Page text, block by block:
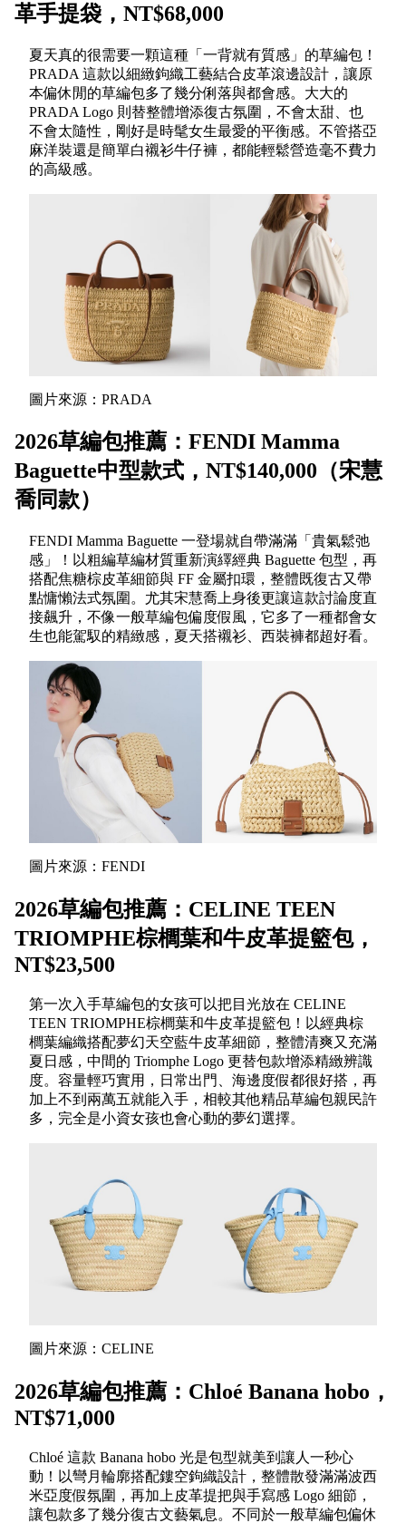
革手提袋，NT$68,000
夏天真的很需要一顆這種「一背就有質感」的草編包！
PRADA 這款以細緻鉤織工藝結合皮革滾邊設計，讓原
本偏休閒的草編包多了幾分俐落與都會感。大大的
PRADA Logo 則替整體增添復古氛圍，不會太甜、也
不會太隨性，剛好是時髦女生最愛的平衡感。不管搭亞
麻洋裝還是簡單白襯衫牛仔褲，都能輕鬆營造毫不費力
的高級感。
圖片來源：PRADA
2026草編包推薦：FENDI Mamma
Baguette中型款式，NT$140,000（宋慧
喬同款）
FENDI Mamma Baguette 一登場就自帶滿滿「貴氣鬆弛
感」！以粗編草編材質重新演繹經典 Baguette 包型，再
搭配焦糖棕皮革細節與 FF 金屬扣環，整體既復古又帶
點慵懶法式氛圍。尤其宋慧喬上身後更讓這款討論度直
接飆升，不像一般草編包偏度假風，它多了一種都會女
生也能駕馭的精緻感，夏天搭襯衫、西裝褲都超好看。
圖片來源：FENDI
2026草編包推薦：CELINE TEEN
TRIOMPHE棕櫚葉和牛皮革提籃包，
NT$23,500
第一次入手草編包的女孩可以把目光放在 CELINE
TEEN TRIOMPHE棕櫚葉和牛皮革提籃包！以經典棕
櫚葉編織搭配夢幻天空藍牛皮革細節，整體清爽又充滿
夏日感，中間的 Triomphe Logo 更替包款增添精緻辨識
度。容量輕巧實用，日常出門、海邊度假都很好搭，再
加上不到兩萬五就能入手，相較其他精品草編包親民許
多，完全是小資女孩也會心動的夢幻選擇。
圖片來源：CELINE
2026草編包推薦：Chloé Banana hobo，
NT$71,000
Chloé 這款 Banana hobo 光是包型就美到讓人一秒心
動！以彎月輪廓搭配鏤空鉤織設計，整體散發滿滿波西
米亞度假氛圍，再加上皮革提把與手寫感 Logo 細節，
讓包款多了幾分復古文藝氣息。不同於一般草編包偏休